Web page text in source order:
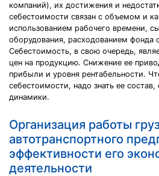
компаний), их достижения и
себестоимости связан с объемом и
использованием рабочего времени,
оборудования, расходованием фонда
Себестоимость, в свою очередь,
цен на продукцию. Снижение ее
прибыли и уровня рентабельности.
себестоимости, надо знать ее
динамики.
Организация работы
автотранспортного
эффективности его
деятельности